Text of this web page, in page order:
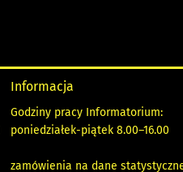
Informacja
Godziny pracy Informatorium:
poniedziałek-piątek 8.00–16.00
zamówienia na dane